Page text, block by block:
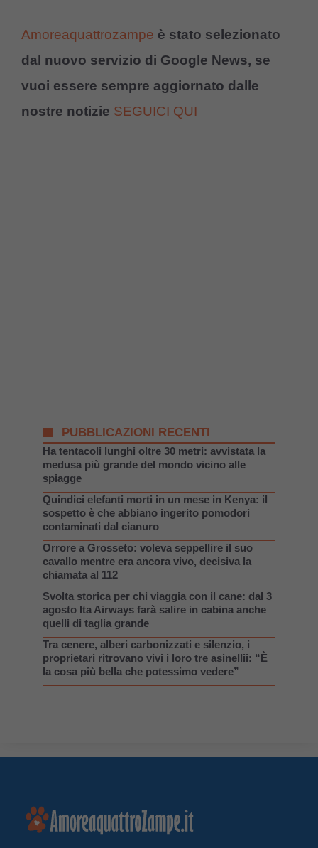
Amoreaquattrozampe è stato selezionato
dal nuovo servizio di Google News, se
vuoi essere sempre aggiornato dalle
nostre notizie SEGUICI QUI
PUBBLICAZIONI RECENTI
Ha tentacoli lunghi oltre 30 metri: avvistata la
medusa più grande del mondo vicino alle
spiagge
Quindici elefanti morti in un mese in Kenya: il
sospetto è che abbiano ingerito pomodori
contaminati dal cianuro
Orrore a Grosseto: voleva seppellire il suo
cavallo mentre era ancora vivo, decisiva la
chiamata al 112
Svolta storica per chi viaggia con il cane: dal 3
agosto Ita Airways farà salire in cabina anche
quelli di taglia grande
Tra cenere, alberi carbonizzati e silenzio, i
proprietari ritrovano vivi i loro tre asinellii: “È
la cosa più bella che potessimo vedere”